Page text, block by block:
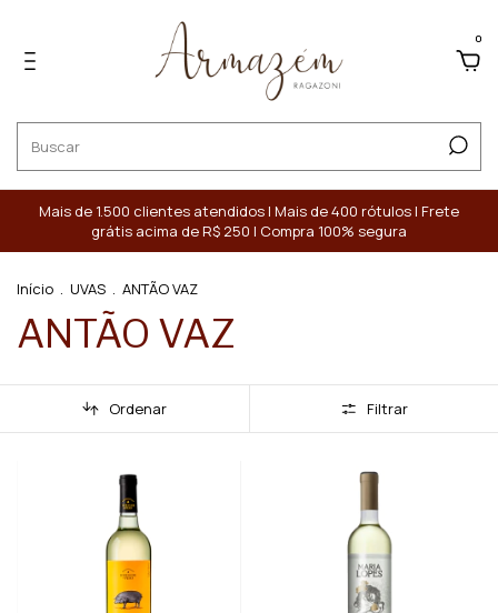
0
Mais de 1.500 clientes atendidos | Mais de 400 rótulos | Frete
grátis acima de R$ 250 | Compra 100% segura
Início . UVAS . ANTÃO VAZ
ANTÃO VAZ
Ordenar Filtrar